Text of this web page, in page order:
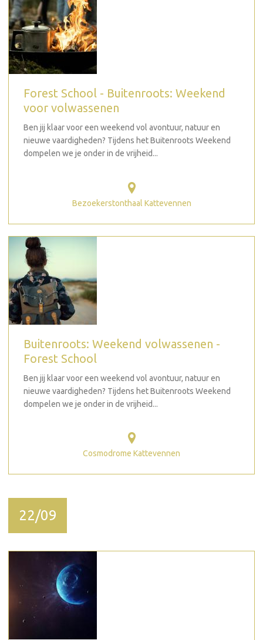
Forest School - Buitenroots: Weekend
voor volwassenen
Ben jij klaar voor een weekend vol avontuur, natuur en
nieuwe vaardigheden? Tijdens het Buitenroots Weekend
dompelen we je onder in de vrijheid...
Bezoekerstonthaal Kattevennen
Buitenroots: Weekend volwassenen -
Forest School
Ben jij klaar voor een weekend vol avontuur, natuur en
nieuwe vaardigheden? Tijdens het Buitenroots Weekend
dompelen we je onder in de vrijheid...
Cosmodrome Kattevennen
22/09